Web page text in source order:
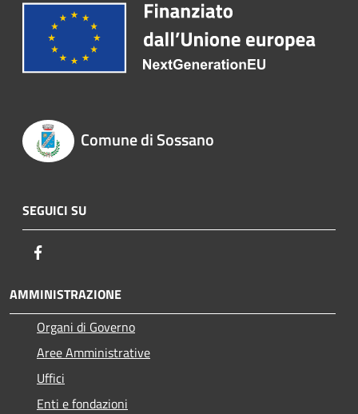
Comune di Sossano
SEGUICI SU
AMMINISTRAZIONE
Organi di Governo
Aree Amministrative
Uffici
Enti e fondazioni